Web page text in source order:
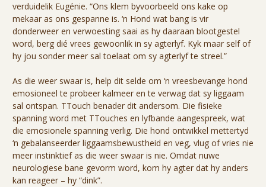
verduidelik Eugénie. “Ons klem byvoorbeeld ons kake op
mekaar as ons gespanne is. ‘n Hond wat bang is vir
donderweer en verwoesting saai as hy daaraan blootgestel
word, berg dié vrees gewoonlik in sy agterlyf. Kyk maar self of
hy jou sonder meer sal toelaat om sy agterlyf te streel.”
As die weer swaar is, help dit selde om ‘n vreesbevange hond
emosioneel te probeer kalmeer en te verwag dat sy liggaam
sal ontspan. TTouch benader dit andersom. Die fisieke
spanning word met TTouches en lyfbande aangespreek, wat
die emosionele spanning verlig. Die hond ontwikkel mettertyd
‘n gebalanseerder liggaamsbewustheid en veg, vlug of vries nie
meer instinktief as die weer swaar is nie. Omdat nuwe
neurologiese bane gevorm word, kom hy agter dat hy anders
kan reageer – hy “dink”.